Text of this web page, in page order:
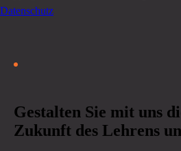
Datenschutz
Gestalten Sie mit uns
Zukunft des Lehrens